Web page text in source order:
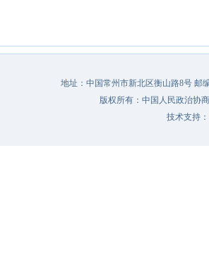
地址：中国常州市新北区衡山路8号 邮
版权所有：中国人民政治协
技术支持：